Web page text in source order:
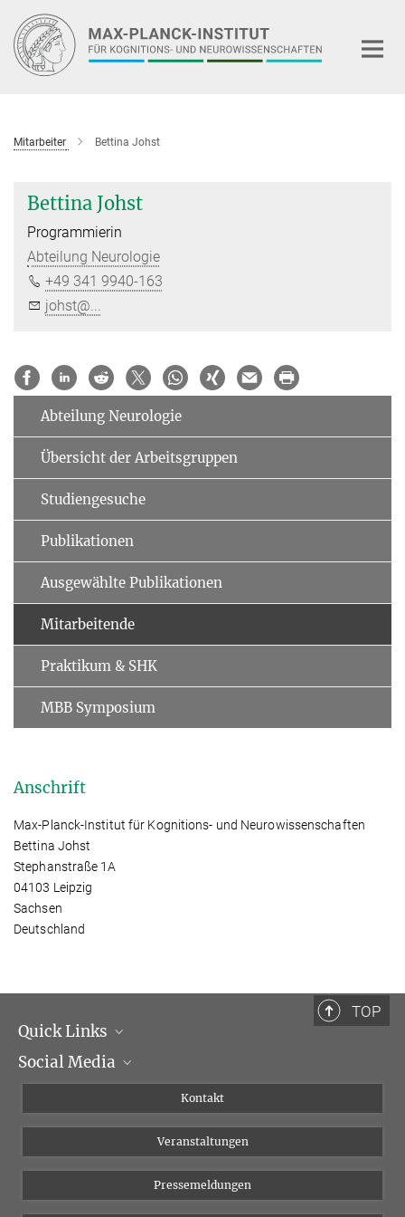
Hauptinhalt
Mitarbeiter Bettina Johst
Bettina Johst
Programmierin
Abteilung Neurologie
+49 341 9940-163
johst@...
Abteilung Neurologie
Übersicht der Arbeitsgruppen
Studiengesuche
Publikationen
Ausgewählte Publikationen
Mitarbeitende
Praktikum & SHK
MBB Symposium
Anschrift
Max-Planck-Institut für Kognitions- und Neurowissenschaften
Bettina Johst
Stephanstraße 1A
04103 Leipzig
Sachsen
Deutschland
TOP
Quick Links
Institutsleitung
Social Media
YouTube
Kontakt
Veranstaltungen
Pressemeldungen